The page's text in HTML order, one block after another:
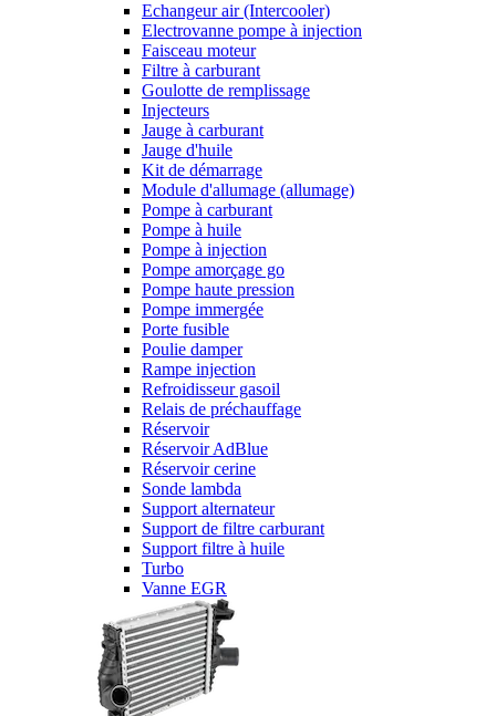
Echangeur air (Intercooler)
Electrovanne pompe à injection
Faisceau moteur
Filtre à carburant
Goulotte de remplissage
Injecteurs
Jauge à carburant
Jauge d'huile
Kit de démarrage
Module d'allumage (allumage)
Pompe à carburant
Pompe à huile
Pompe à injection
Pompe amorçage go
Pompe haute pression
Pompe immergée
Porte fusible
Poulie damper
Rampe injection
Refroidisseur gasoil
Relais de préchauffage
Réservoir
Réservoir AdBlue
Réservoir cerine
Sonde lambda
Support alternateur
Support de filtre carburant
Support filtre à huile
Turbo
Vanne EGR